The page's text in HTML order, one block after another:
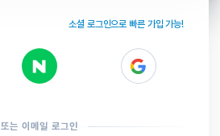
소셜 로그인으로 빠른 가입 가능!
또는 이메일 로그인